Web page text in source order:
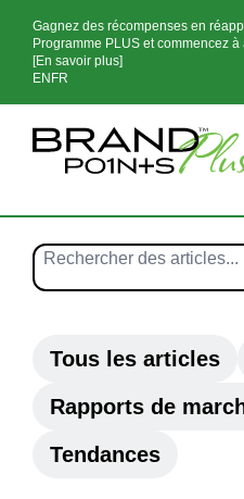
Gagnez des récompenses en
Programme PLUS et commencez
[En savoir plus]
EN FR
Tous les articles
Rapports de
Tendances